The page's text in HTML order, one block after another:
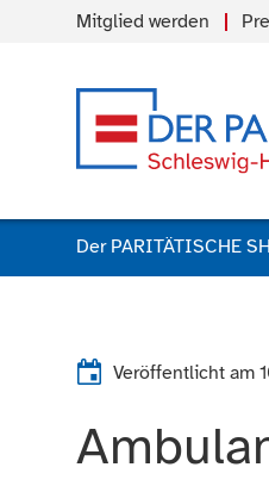
Mitglied werden
Der PARITÄTISCHE SH
Veröffentlicht am